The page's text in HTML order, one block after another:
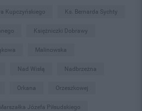
Kupczyńskiego Ks. Bernarda Sychty
Księżniczki Dobrawy
Malinowska
Nad Wisłą Nadbrzeżna
Orkana Orzeszkowej
Józefa Piłsudskiego